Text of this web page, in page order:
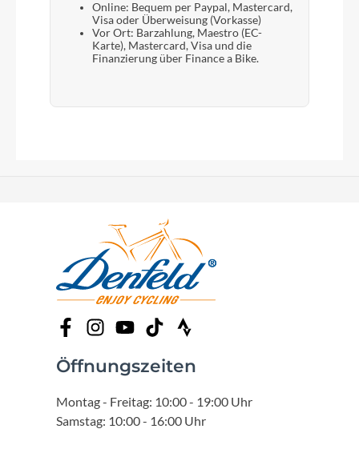
Online: Bequem per Paypal, Mastercard,
Visa oder Überweisung (Vorkasse)
Vor Ort: Barzahlung, Maestro (EC-
Karte), Mastercard, Visa und die
Finanzierung über Finance a Bike.
Öffnungszeiten
Montag - Freitag: 10:00 - 19:00 Uhr
Samstag: 10:00 - 16:00 Uhr